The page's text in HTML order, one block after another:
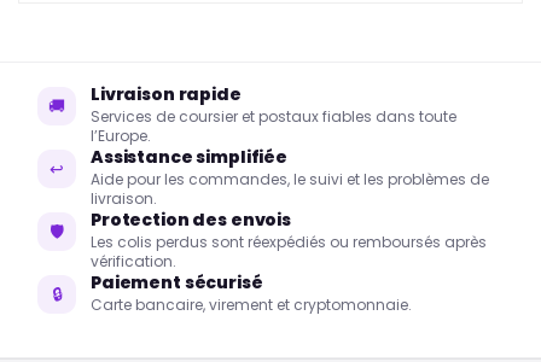
🚚 Livraison rapide
Services de coursier et postaux fiables dans toute
l’Europe.
↩ Assistance simplifiée
Aide pour les commandes, le suivi et les problèmes de
livraison.
🛡 Protection des envois
Les colis perdus sont réexpédiés ou remboursés après
vérification.
🔒 Paiement sécurisé
Carte bancaire, virement et cryptomonnaie.